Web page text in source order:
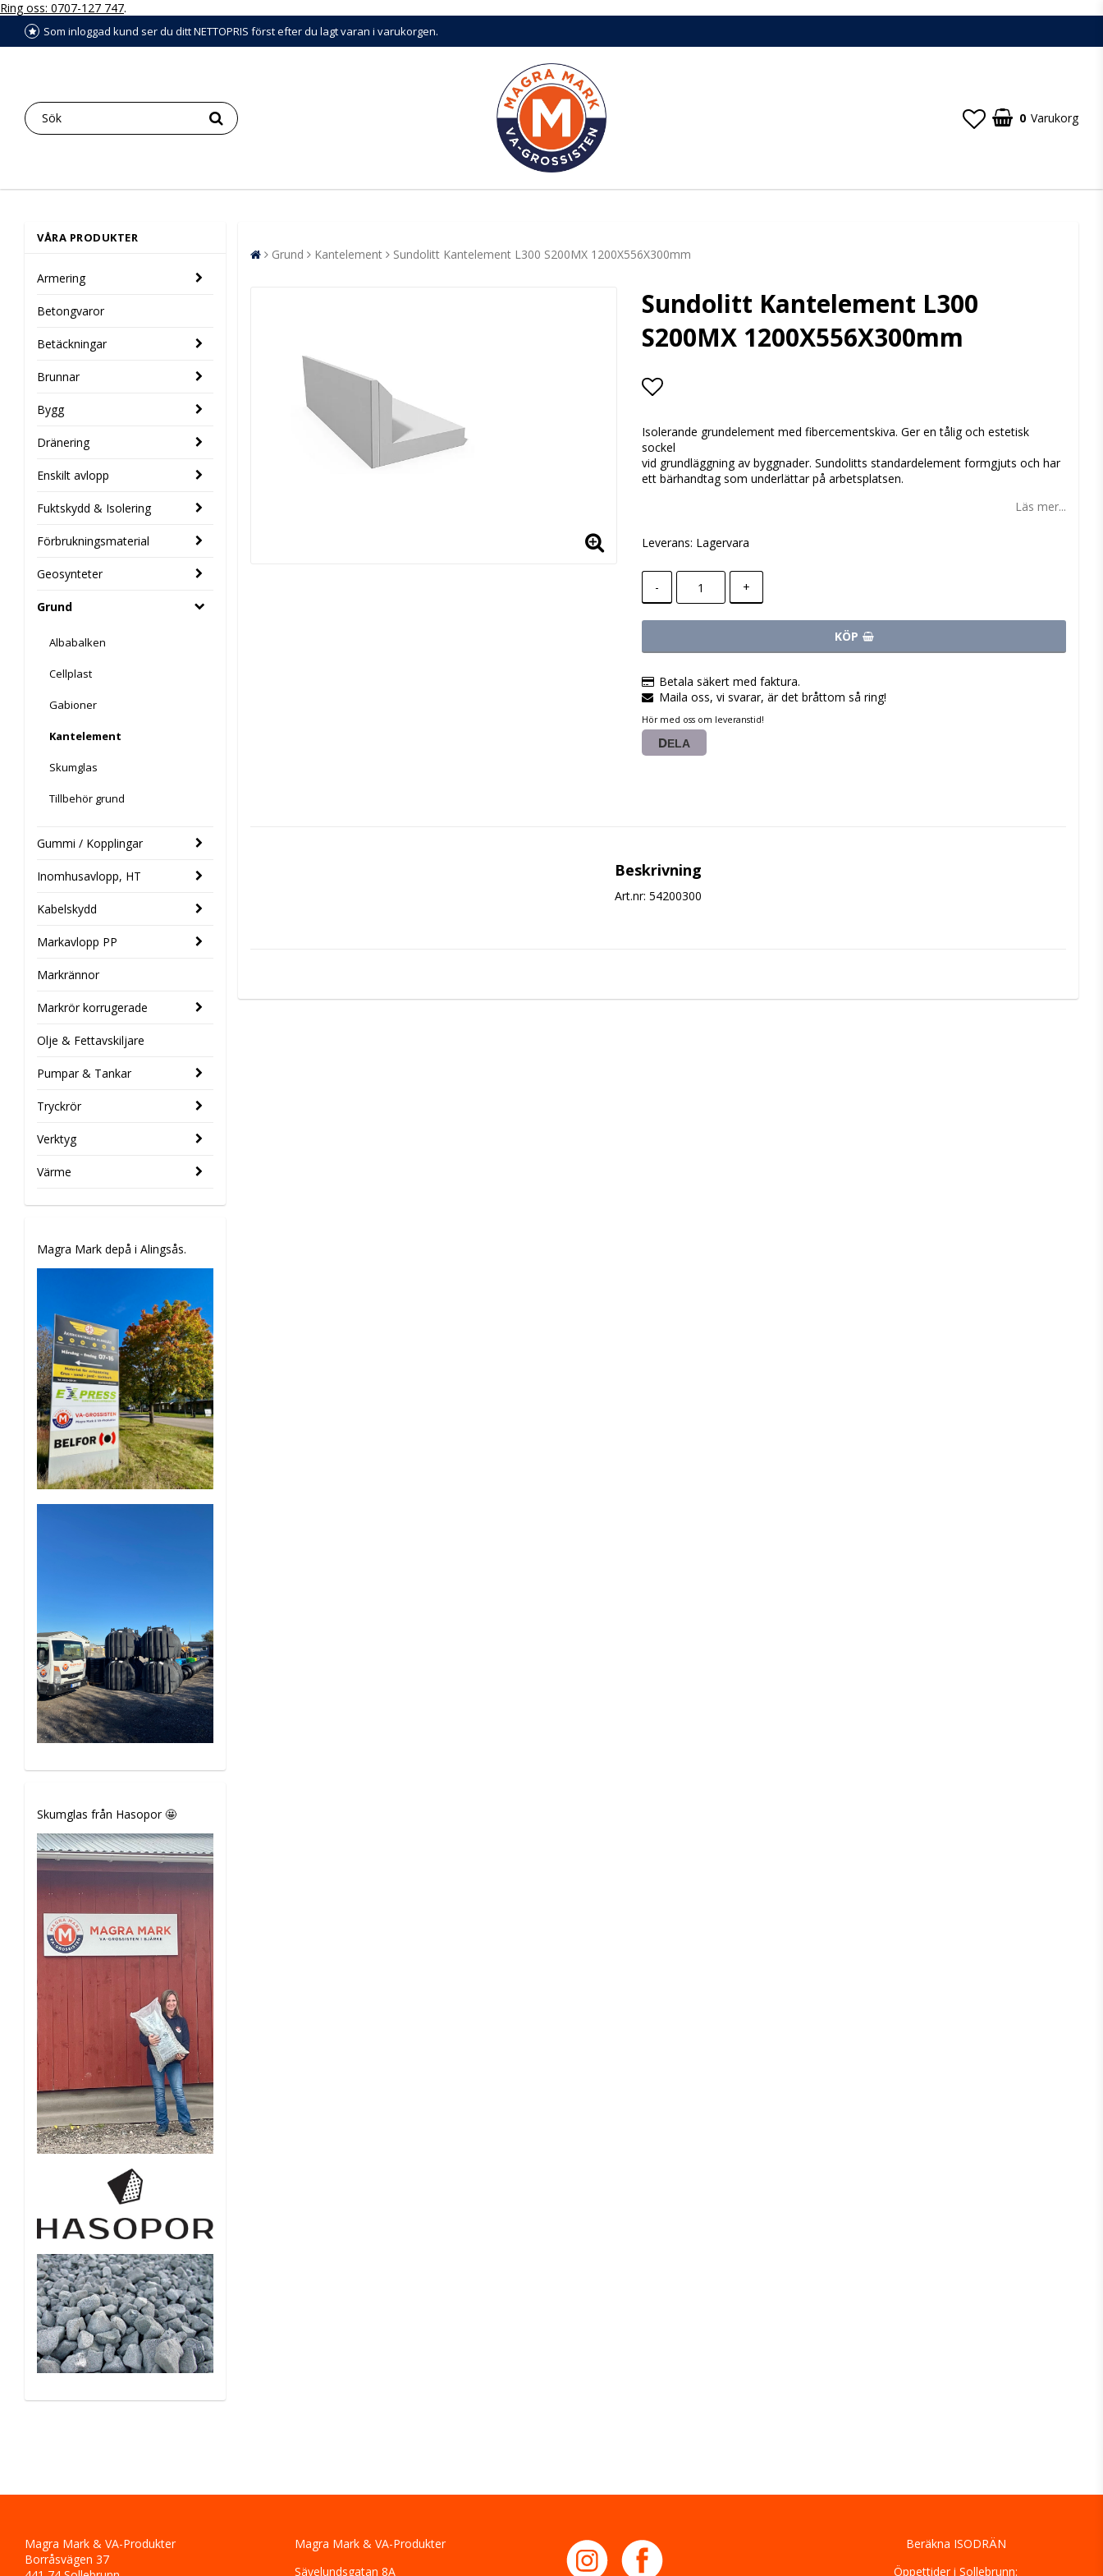
Ring oss: 0707-127 747.
Som inloggad kund ser du ditt NETTOPRIS först efter du lagt varan i varukorgen.
0 Varukorg
VÅRA PRODUKTER
Armering
Betongvaror
Betäckningar
Brunnar
Bygg
Dränering
Enskilt avlopp
Fuktskydd & Isolering
Förbrukningsmaterial
Geosynteter
Grund
Albabalken
Cellplast
Gabioner
Kantelement
Skumglas
Tillbehör grund
Gummi / Kopplingar
Inomhusavlopp, HT
Kabelskydd
Markavlopp PP
Markrännor
Markrör korrugerade
Olje & Fettavskiljare
Pumpar & Tankar
Tryckrör
Verktyg
Värme
Magra Mark depå i Alingsås.
Skumglas från Hasopor 🤩
Grund Kantelement Sundolitt Kantelement L300 S200MX 1200X556X300mm
Sundolitt Kantelement L300
S200MX 1200X556X300mm
Lägg till i favoritlistan
Isolerande grundelement med fibercementskiva. Ger en tålig och estetisk
sockel
vid grundläggning av byggnader. Sundolitts standardelement formgjuts och har
ett bärhandtag som underlättar på arbetsplatsen.
Läs mer...
Leverans: Lagervara
- +
KÖP
Betala säkert med faktura.
Maila oss, vi svarar, är det bråttom så ring!
Hör med oss om leveranstid!
DELA
Beskrivning
Art.nr: 54200300
Magra Mark & VA-Produkter
Borråsvägen 37
Magra Mark & VA-Produkter
Sävelundsgatan 8A
Beräkna ISODRÄN
Öppettider i Sollebrunn: